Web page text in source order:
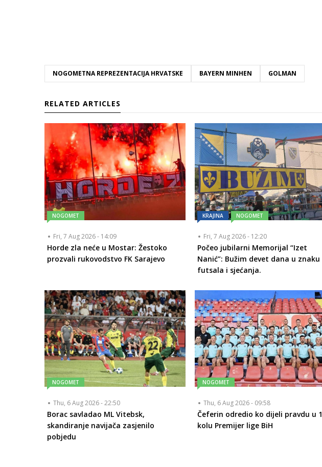
NOGOMETNA REPREZENTACIJA HRVATSKE BAYERN MINHEN GOLMAN
RELATED ARTICLES
NOGOMET
Fri, 7 Aug 2026 - 14:09
Horde zla neće u Mostar: Žestoko
prozvali rukovodstvo FK Sarajevo
KRAJINA NOGOMET
Fri, 7 Aug 2026 - 12:20
Počeo jubilarni Memorijal “Izet
Nanić”: Bužim devet dana u znaku
futsala i sjećanja.
NOGOMET
Thu, 6 Aug 2026 - 22:50
Borac savladao ML Vitebsk,
skandiranje navijača zasjenilo
pobjedu
NOGOMET
Thu, 6 Aug 2026 - 09:58
Čeferin odredio ko dijeli pravdu u 1
kolu Premijer lige BiH